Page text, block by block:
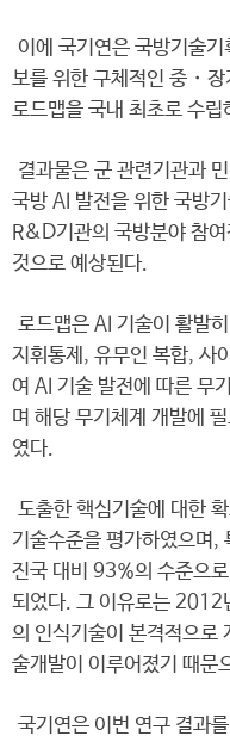
이에 국기연은 국방기술
보를 위한 구체적인 중・
로드맵을 국내 최초로 수립
결과물은 군 관련기관과
국방 AI 발전을 위한 국방
R&D기관의 국방분야 참
것으로 예상된다.
로드맵은 AI 기술이 활발
지휘통제, 유무인 복합, 사
여 AI 기술 발전에 따른 무
며 해당 무기체계 개발에
였다.
도출한 핵심기술에 대한
기술수준을 평가하였으며,
진국 대비 93%의 수준으
되었다. 그 이유로는
의 인식기술이 본격적으로
술개발이 이루어졌기 때문
국기연은 이번 연구 결과